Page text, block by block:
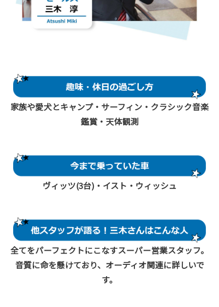
家族や愛犬とキャンプ・サーフィン・クラシック音楽
鑑賞・天体観測
ヴィッツ(3台)・イスト・ウィッシュ
全てをパーフェクトにこなすスーパー営業スタッフ。
音質に命を懸けており、オーディオ関連に詳しいで
す。